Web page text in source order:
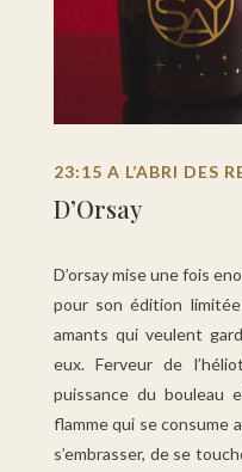
23:15 A L’ABRI DES
D’Orsay
D’orsay mise une fois
pour son édition
amants qui veulent
eux. Ferveur de
puissance du bouleau
flamme qui se consume
s’embrasser, de se